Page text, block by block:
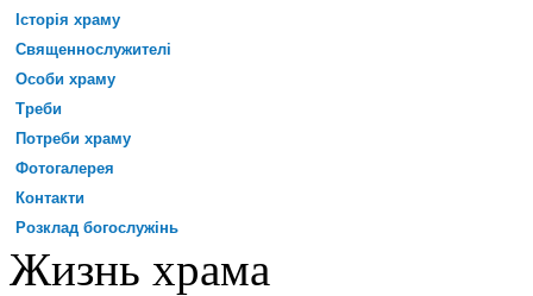
Історія храму
Священнослужителі
Особи храму
Треби
Потреби храму
Фотогалерея
Контакти
Розклад богослужінь
Жизнь храма